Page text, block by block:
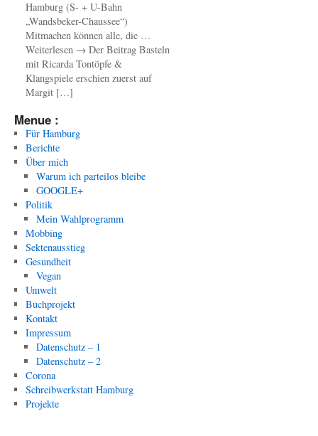
Hamburg (S- + U-Bahn
„Wandsbeker-Chaussee“)
Mitmachen können alle, die …
Weiterlesen → Der Beitrag Basteln
mit Ricarda Tontöpfe &
Klangspiele erschien zuerst auf
Margit […]
Menue :
Für Hamburg
Berichte
Über mich
Warum ich parteilos bleibe
GOOGLE+
Politik
Mein Wahlprogramm
Mobbing
Sektenausstieg
Gesundheit
Vegan
Umwelt
Buchprojekt
Kontakt
Impressum
Datenschutz – 1
Datenschutz – 2
Corona
Schreibwerkstatt Hamburg
Projekte